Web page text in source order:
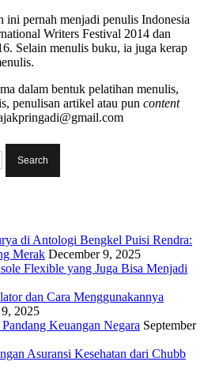
ini pernah menjadi penulis Indonesia
Writers Festival 2014 dan
Selain menulis buku, ia juga kerap
dalam bentuk pelatihan menulis,
penulisan artikel atau pun content
di Antologi Bengkel Puisi Rendra:
Merak December 9, 2025
Flexible yang Juga Bisa Menjadi
dan Cara Menggunakannya
2025
Keuangan Negara September
Asuransi Kesehatan dari Chubb